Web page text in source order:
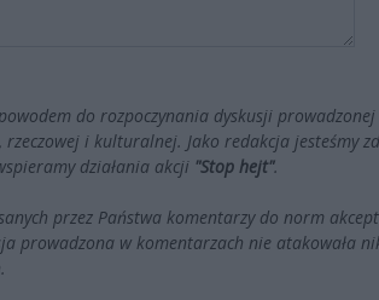
do rozpoczynania dyskusji prowadzonej
i kulturalnej. Jako redakcja jesteśmy
działania akcji "Stop hejt".
przez Państwa komentarzy do norm
prowadzona w komentarzach nie atakowała